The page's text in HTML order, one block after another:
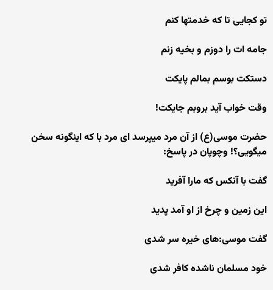
تو کجایی تا که خدمتها کنم
جامه ات را دوزم و بخیه زنم
دستکت بوسم بمالم پایکت
وقت خواب آید بروبم جایکت!
حضرت موسی(ع) از آن مرد میپرسد ای مرد با که اینگونه سخن
میگویی؟! وچوپان در پاسخ:
گفت با آنکس که مارا آفرید
این زمین و چرخ از او آمد پدید
گفت موسی:های خیره سر شدی
خود مسلمان ناشده کافر شدی